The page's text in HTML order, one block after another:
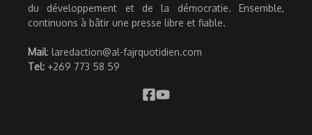
du développement et de la démocratie. Ensemble,
continuons à bâtir une presse libre et fiable.
Mail: laredaction@al-fajrquotidien.com
Tel: +269 773 58 59